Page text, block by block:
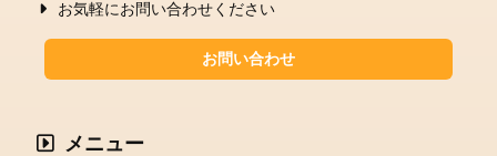
お気軽にお問い合わせください
お問い合わせ
メニュー